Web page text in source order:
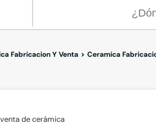
Fabricacion Y Venta Ceramica
de cerámica